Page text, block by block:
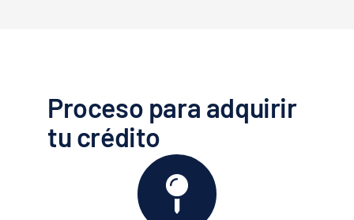
Proceso para adquirir
tu crédito